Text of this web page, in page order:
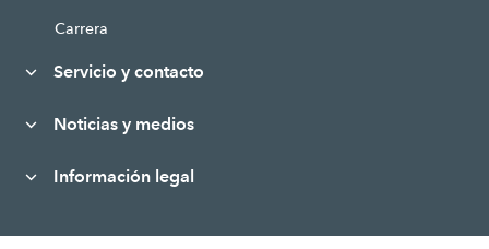
Carrera
Servicio y contacto
Noticias y medios
Información legal